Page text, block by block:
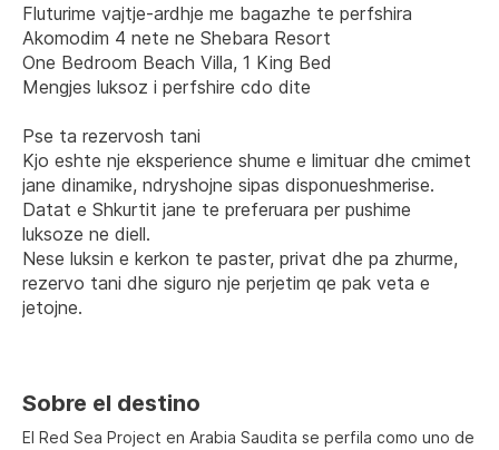
Fluturime vajtje-ardhje me bagazhe te perfshira
Akomodim 4 nete ne Shebara Resort
One Bedroom Beach Villa, 1 King Bed
Mengjes luksoz i perfshire cdo dite
Pse ta rezervosh tani
Kjo eshte nje eksperience shume e limituar dhe cmimet
jane dinamike, ndryshojne sipas disponueshmerise.
Datat e Shkurtit jane te preferuara per pushime
luksoze ne diell.
Nese luksin e kerkon te paster, privat dhe pa zhurme,
rezervo tani dhe siguro nje perjetim qe pak veta e
jetojne.
Sobre el destino
El Red Sea Project en Arabia Saudita se perfila como uno de